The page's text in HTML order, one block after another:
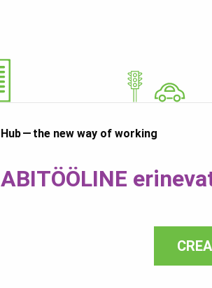
Hub — the new way of working
ABITÖÖLINE